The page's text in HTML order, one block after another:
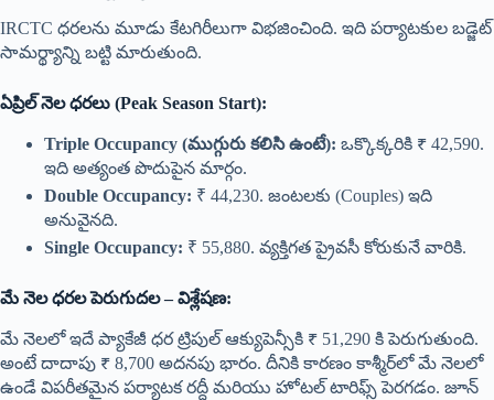
IRCTC ధరలను మూడు కేటగిరీలుగా విభజించింది. ఇది పర్యాటకుల బడ్జెట్
సామర్థ్యాన్ని బట్టి మారుతుంది.
ఏప్రిల్ నెల ధరలు (Peak Season Start):
Triple Occupancy (ముగ్గురు కలిసి ఉంటే): ఒక్కొక్కరికి ₹ 42,590.
ఇది అత్యంత పొదుపైన మార్గం.
Double Occupancy: ₹ 44,230. జంటలకు (Couples) ఇది
అనువైనది.
Single Occupancy: ₹ 55,880. వ్యక్తిగత ప్రైవసీ కోరుకునే వారికి.
మే నెల ధరల పెరుగుదల – విశ్లేషణ:
మే నెలలో ఇదే ప్యాకేజీ ధర ట్రిపుల్ ఆక్యుపెన్సీకి ₹ 51,290 కి పెరుగుతుంది.
అంటే దాదాపు ₹ 8,700 అదనపు భారం. దీనికి కారణం కాశ్మీర్‌లో మే నెలలో
ఉండే విపరీతమైన పర్యాటక రద్దీ మరియు హోటల్ టారిఫ్స్ పెరగడం. జూన్